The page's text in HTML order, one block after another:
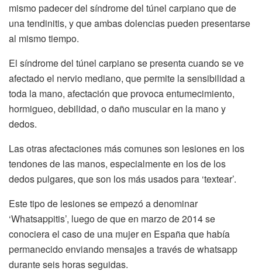
mismo padecer del síndrome del túnel carpiano que de
una tendinitis, y que ambas dolencias pueden presentarse
al mismo tiempo.
El síndrome del túnel carpiano se presenta cuando se ve
afectado el nervio mediano, que permite la sensibilidad a
toda la mano, afectación que provoca entumecimiento,
hormigueo, debilidad, o daño muscular en la mano y
dedos.
Las otras afectaciones más comunes son lesiones en los
tendones de las manos, especialmente en los de los
dedos pulgares, que son los más usados para ‘textear’.
Este tipo de lesiones se empezó a denominar
‘Whatsappitis’, luego de que en marzo de 2014 se
conociera el caso de una mujer en España que había
permanecido enviando mensajes a través de whatsapp
durante seis horas seguidas.